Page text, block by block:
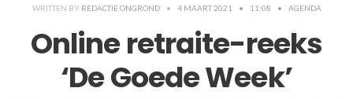
WRITTEN BY REDACTIE ONGROND • 4 MAART 2021 • 11:08 • AGENDA
Online retraite-reeks
‘De Goede Week’